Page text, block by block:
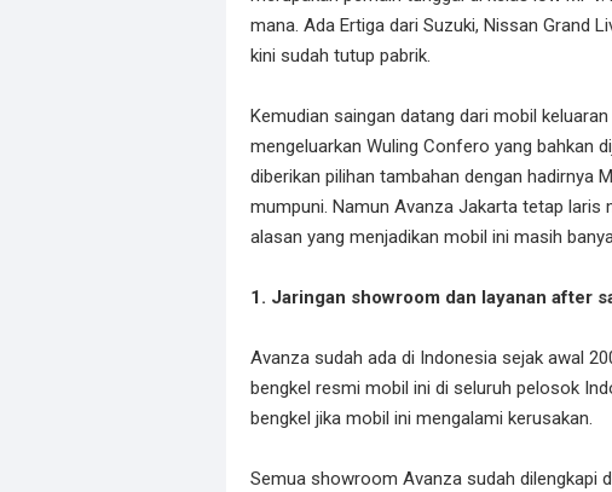
mana. Ada Ertiga dari Suzuki, Nissan Grand
kini sudah tutup pabrik.
Kemudian saingan datang dari mobil
mengeluarkan Wuling Confero yang bahkan
diberikan pilihan tambahan dengan hadirnya
mumpuni. Namun Avanza Jakarta tetap
alasan yang menjadikan mobil ini masih
1. Jaringan showroom dan layanan after
Avanza sudah ada di Indonesia sejak awal
bengkel resmi mobil ini di seluruh pelosok
bengkel jika mobil ini mengalami kerusakan.
Semua showroom Avanza sudah dilengkapi